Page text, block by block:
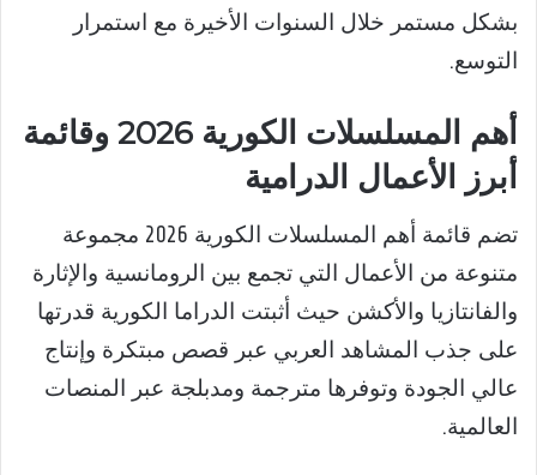
بشكل مستمر خلال السنوات الأخيرة مع استمرار
التوسع.
أهم المسلسلات الكورية 2026 وقائمة
أبرز الأعمال الدرامية
تضم قائمة أهم المسلسلات الكورية 2026 مجموعة
متنوعة من الأعمال التي تجمع بين الرومانسية والإثارة
والفانتازيا والأكشن حيث أثبتت الدراما الكورية قدرتها
على جذب المشاهد العربي عبر قصص مبتكرة وإنتاج
عالي الجودة وتوفرها مترجمة ومدبلجة عبر المنصات
العالمية.